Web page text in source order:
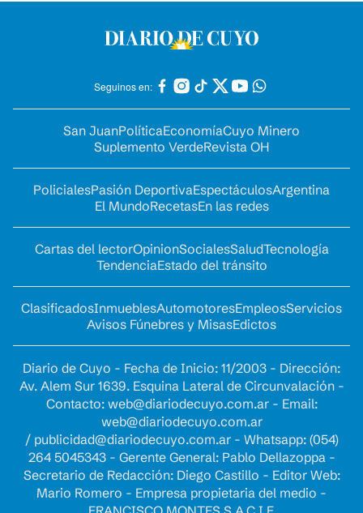
Seguinos en:
San JuanPolíticaEconomíaCuyo Minero
Suplemento VerdeRevista OH
PolicialesPasión DeportivaEspectáculosArgentina
El MundoRecetasEn las redes
Cartas del lectorOpinionSocialesSaludTecnología
TendenciaEstado del tránsito
ClasificadosInmueblesAutomotoresEmpleosServicios
Avisos Fúnebres y MisasEdictos
Diario de Cuyo - Fecha de Inicio: 11/2003 - Dirección:
Av. Alem Sur 1639. Esquina Lateral de Circunvalación -
Contacto: web@diariodecuyo.com.ar- Email:
web@diariodecuyo.com.ar
/ publicidad@diariodecuyo.com.ar- Whatsapp: (054)
264 5045343 - Gerente General: Pablo Dellazoppa -
Secretario de Redacción: Diego Castillo - Editor Web:
Mario Romero - Empresa propietaria del medio -